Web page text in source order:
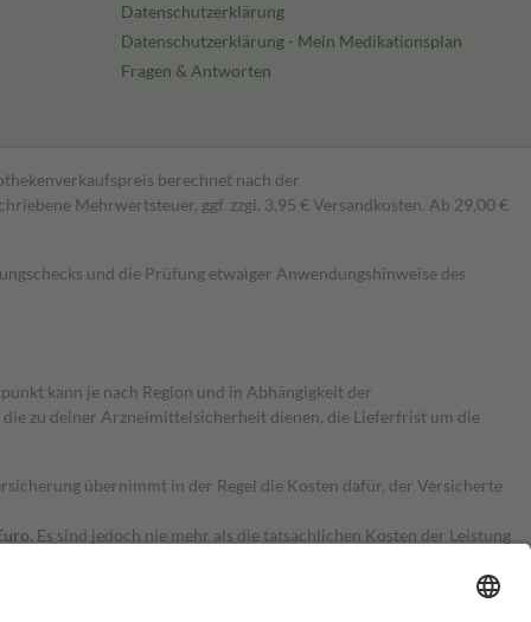
Datenschutzerklärung
Datenschutzerklärung - Mein Medikationsplan
Fragen & Antworten
berechnet nach der
Mehrwertsteuer, ggf. zzgl. 3,95 € Versandkosten. Ab 29,00 €
und die Prüfung etwaiger Anwendungshinweise des
kann je nach Region und in Abhängigkeit der
zu deiner Arzneimittelsicherheit dienen, die Lieferfrist um die
übernimmt in der Regel die Kosten dafür, der Versicherte
Es sind jedoch nie mehr als die tatsächlichen Kosten der Leistung